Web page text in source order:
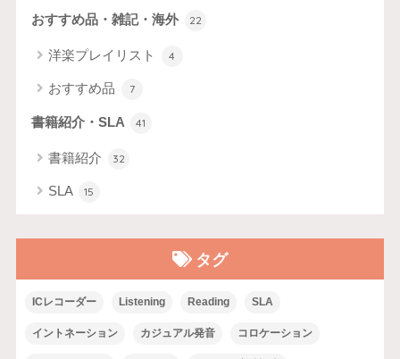
おすすめ品・雑記・海外 22
洋楽プレイリスト 4
おすすめ品 7
書籍紹介・SLA 41
書籍紹介 32
SLA 15
タグ
ICレコーダー Listening Reading SLA
イントネーション カジュアル発音 コロケーション